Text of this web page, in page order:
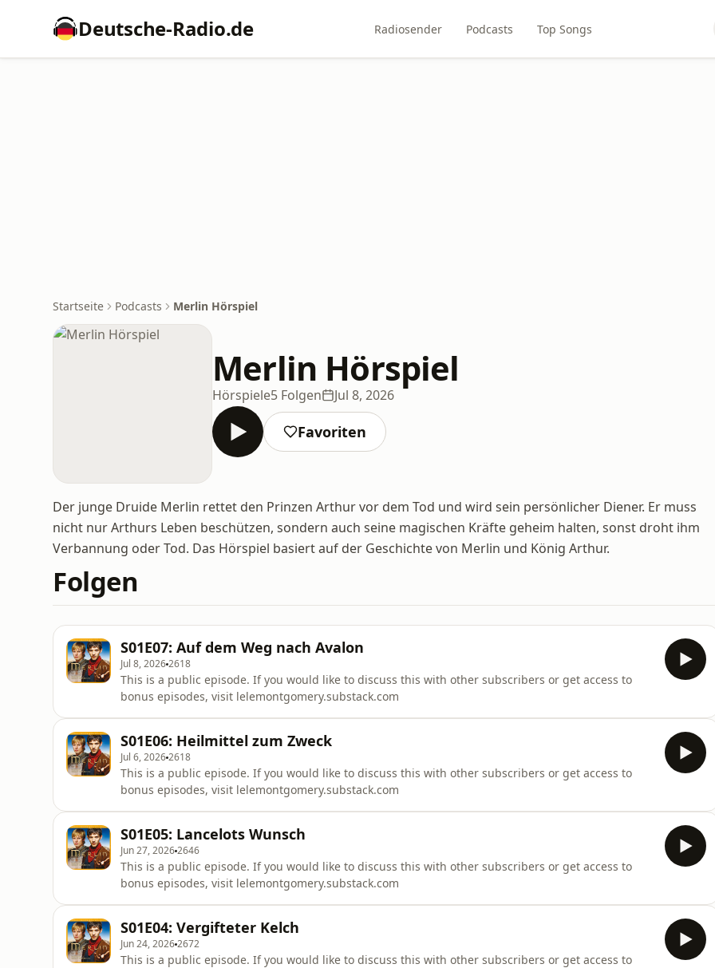
Deutsche-Radio.de Radiosender Podcasts Top Songs
Startseite Podcasts Merlin Hörspiel
Merlin Hörspiel
Hörspiele5 Folgen Jul 8, 2026
Favoriten
Der junge Druide Merlin rettet den Prinzen Arthur vor dem Tod und wird sein persönlicher Diener. Er muss
nicht nur Arthurs Leben beschützen, sondern auch seine magischen Kräfte geheim halten, sonst droht ihm
Verbannung oder Tod. Das Hörspiel basiert auf der Geschichte von Merlin und König Arthur.
Folgen
S01E07: Auf dem Weg nach Avalon
Jul 8, 20262618
This is a public episode. If you would like to discuss this with other subscribers or get access to
bonus episodes, visit lelemontgomery.substack.com
S01E06: Heilmittel zum Zweck
Jul 6, 20262618
This is a public episode. If you would like to discuss this with other subscribers or get access to
bonus episodes, visit lelemontgomery.substack.com
S01E05: Lancelots Wunsch
Jun 27, 20262646
This is a public episode. If you would like to discuss this with other subscribers or get access to
bonus episodes, visit lelemontgomery.substack.com
S01E04: Vergifteter Kelch
Jun 24, 20262672
This is a public episode. If you would like to discuss this with other subscribers or get access to